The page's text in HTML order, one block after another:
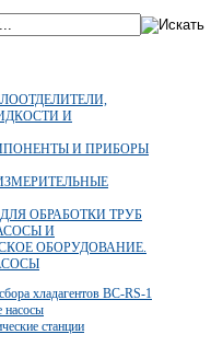
И
И ПРИБОРЫ
ОБРАБОТКИ ТРУБ
И
ОБОРУДОВАНИЕ.
хладагентов BC-RS-1
насосы
станции